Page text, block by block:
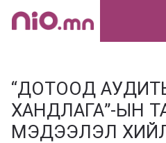
Skip
“ДОТООД
ХАНДЛАГА”-ЫН
МЭДЭЭЛЭЛ